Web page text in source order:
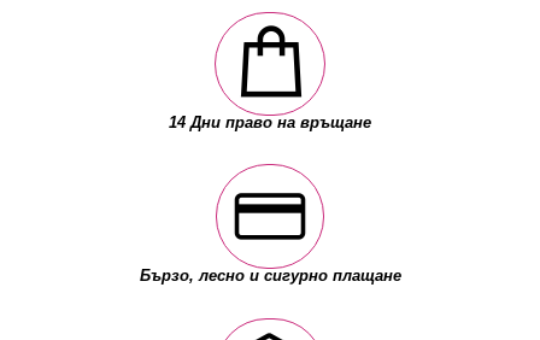
Бързо, лесно и сигурно плащане
14 Дни право на връщане